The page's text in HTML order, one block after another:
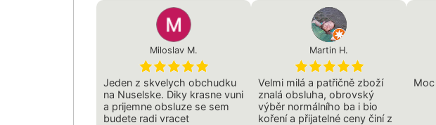
Miloslav M.
Jeden z skvelych obchudku
na Nuselske. Diky krasne vuni
a prijemne obsluze se sem
budete radi vracet
Martin H.
Velmi milá a patřičně zboží
znalá obsluha, obrovský
výběr normálního ba i bio
koření a přijatelné ceny činí z